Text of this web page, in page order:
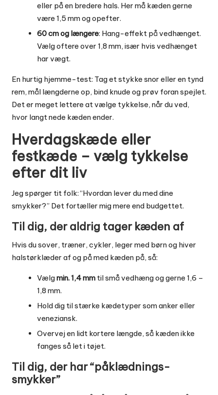
eller på en bredere hals. Her må kæden gerne
være 1,5 mm og opefter.
60 cm og længere: Hang-effekt på vedhænget.
Vælg oftere over 1,8 mm, især hvis vedhænget
har vægt.
En hurtig hjemme-test: Tag et stykke snor eller en tynd
rem, mål længderne op, bind knude og prøv foran spejlet.
Det er meget lettere at vælge tykkelse, når du ved,
hvor langt nede kæden ender.
Hverdagskæde eller
festkæde – vælg tykkelse
efter dit liv
Jeg spørger tit folk: “Hvordan lever du med dine
smykker?” Det fortæller mig mere end budgettet.
Til dig, der aldrig tager kæden af
Hvis du sover, træner, cykler, leger med børn og hiver
halstørklæder af og på med kæden på, så:
Vælgmin. 1,4 mm til små vedhæng og gerne 1,6 –
1,8 mm.
Hold dig til stærke kædetyper som anker eller
veneziansk.
Overvej en lidt kortere længde, så kæden ikke
fanges så let i tøjet.
Til dig, der har “påklædnings-
smykker”